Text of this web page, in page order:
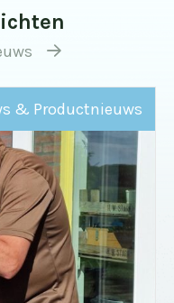
& Productnieuws